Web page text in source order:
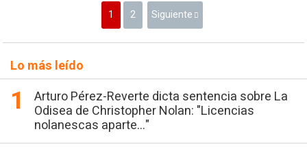
1 2 Siguiente
Lo más leído
Arturo Pérez-Reverte dicta sentencia sobre La
Odisea de Christopher Nolan: "Licencias
nolanescas aparte..."